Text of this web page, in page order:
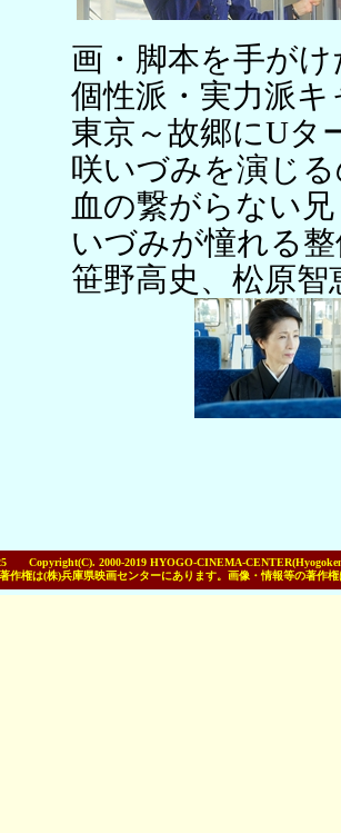
画・脚本を手が
個性派・実力派
東京～故郷にUタ
咲いづみを演じ
血の繋がらない
いづみが憧れる
笹野高史、松原
Copyright(C). 2000-2019 HYOGO-CINEMA-
作権は(株)兵庫県映画センターにあります。画像・情報等の著作